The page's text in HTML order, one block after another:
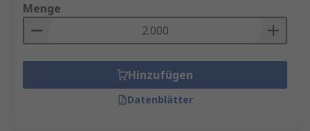
Menge
Hinzufügen
Datenblätter